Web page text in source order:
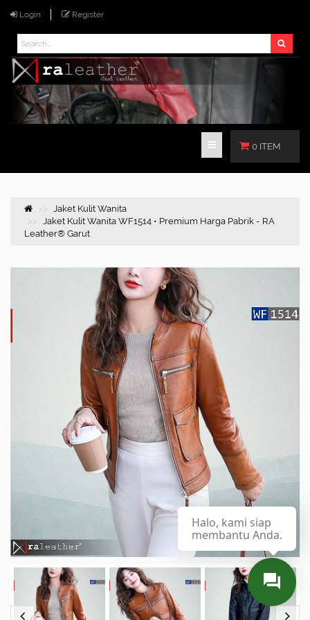
Login Register
0 ITEM
Jaket Kulit Wanita
Jaket Kulit Wanita WF1514 • Premium Harga Pabrik - RA
Leather® Garut
Halo, kami siap
membantu Anda.